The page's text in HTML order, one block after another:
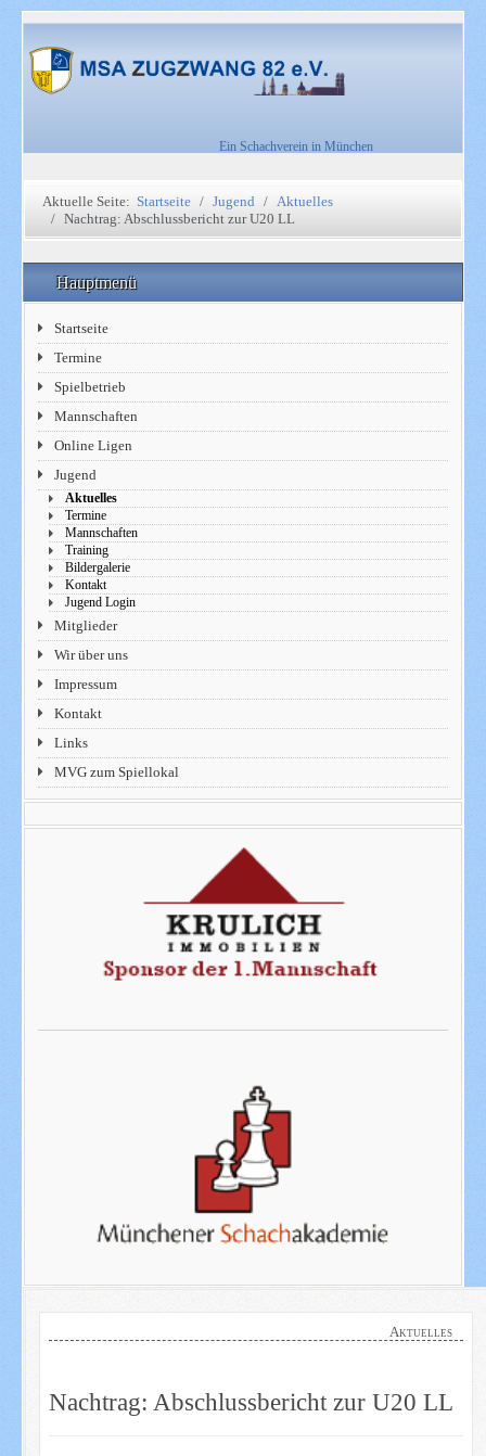
Ein Schachverein in München
Aktuelle Seite: Startseite Jugend
Aktuelles
Nachtrag: Abschlussbericht zur U20 LL
Hauptmenü
Startseite
Termine
Spielbetrieb
Mannschaften
Online Ligen
Jugend
Aktuelles
Termine
Mannschaften
Training
Bildergalerie
Kontakt
Jugend Login
Mitglieder
Wir über uns
Impressum
Kontakt
Links
MVG zum Spiellokal
Aktuelles
Nachtrag: Abschlussbericht zur U20 LL